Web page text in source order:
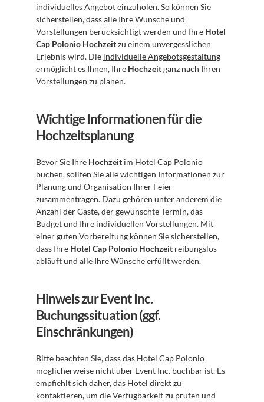
individuelles Angebot einzuholen. So können Sie
sicherstellen, dass alle Ihre Wünsche und
Vorstellungen berücksichtigt werden und Ihre Hotel
Cap Polonio Hochzeit zu einem unvergesslichen
Erlebnis wird. Die individuelle Angebotsgestaltung
ermöglicht es Ihnen, Ihre Hochzeit ganz nach Ihren
Vorstellungen zu planen.
Wichtige Informationen für die
Hochzeitsplanung
Bevor Sie Ihre Hochzeit im Hotel Cap Polonio
buchen, sollten Sie alle wichtigen Informationen zur
Planung und Organisation Ihrer Feier
zusammentragen. Dazu gehören unter anderem die
Anzahl der Gäste, der gewünschte Termin, das
Budget und Ihre individuellen Vorstellungen. Mit
einer guten Vorbereitung können Sie sicherstellen,
dass Ihre Hotel Cap Polonio Hochzeit reibungslos
abläuft und alle Ihre Wünsche erfüllt werden.
Hinweis zur Event Inc.
Buchungssituation (ggf.
Einschränkungen)
Bitte beachten Sie, dass das Hotel Cap Polonio
möglicherweise nicht über Event Inc. buchbar ist. Es
empfiehlt sich daher, das Hotel direkt zu
kontaktieren, um die Verfügbarkeit zu prüfen und